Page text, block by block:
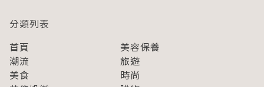
分類列表
首頁
美容保養
潮流
旅遊
美食
時尚